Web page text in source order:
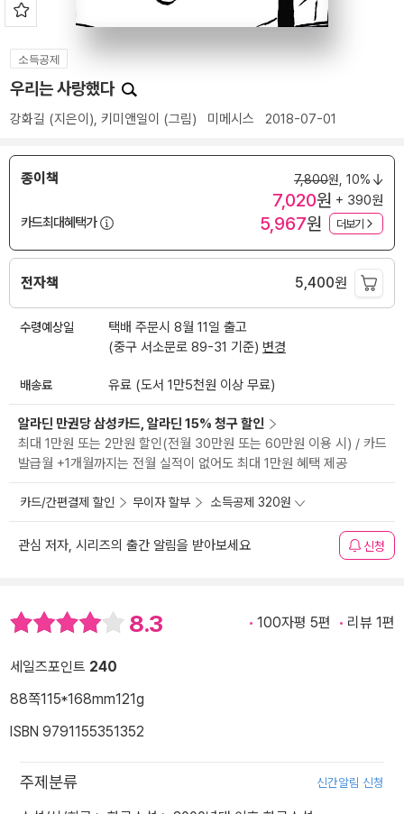
소득공제
우리는 사랑했다
강화길 (지은이), 키미앤일이 (그림) 미메시스 2018-07-01
종이책 7,800원, 10%
7,020원 + 390원
카드최대혜택가
5,967원 더보기
전자책 5,400원
수령예상일
택배 주문시 8월 11일 출고
(중구 서소문로 89-31 기준) 변경
배송료 유료 (도서 1만5천원 이상 무료)
알라딘 만권당 삼성카드, 알라딘 15% 청구 할인
최대 1만원 또는 2만원 할인(전월 30만원 또는 60만원 이용 시) / 카드
발급월 +1개월까지는 전월 실적이 없어도 최대 1만원 혜택 제공
카드/간편결제 할인 무이자 할부 소득공제 320원
관심 저자, 시리즈의 출간 알림을 받아보세요 신청
8.3 100자평 5편 리뷰 1편
세일즈포인트 240
88쪽115*168mm121g
ISBN 9791155351352
주제분류 신간알림 신청